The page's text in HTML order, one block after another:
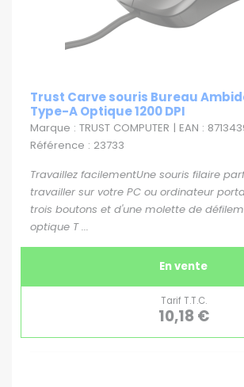
Trust Carve souris Bureau
Type-A Optique 1200 DPI
Marque : TRUST COMPUTER | EAN :
Référence : 23733
Travaillez facilementUne souris filaire
travailler sur votre PC ou ordinateur
trois boutons et d'une molette de
optique T ...
En vente
Tarif T.T.C.
10,18 €